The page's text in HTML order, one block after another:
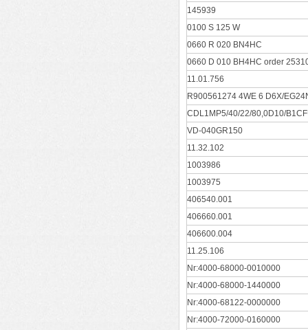
145939
0100 S 125 W
0660 R 020 BN4HC
0660 D 010 BH4HC order
11.01.756
R900561274 4WE 6 D6X/
CDL1MP5/40/22/80,0D10/
VD-040GR150
11.32.102
1003986
1003975
406540.001
406660.001
406600.004
11.25.106
Nr:4000-68000-0010000
Nr:4000-68000-1440000
Nr:4000-68122-0000000
Nr:4000-72000-0160000